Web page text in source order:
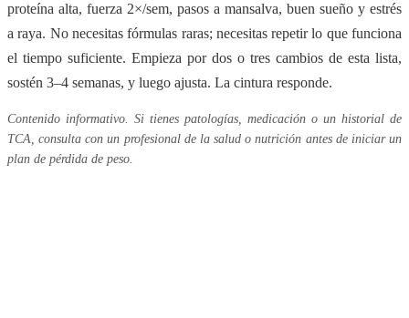
proteína alta, fuerza 2×/sem, pasos a mansalva, buen sueño y estrés
a raya. No necesitas fórmulas raras; necesitas repetir lo que funciona
el tiempo suficiente. Empieza por dos o tres cambios de esta lista,
sostén 3–4 semanas, y luego ajusta. La cintura responde.
Contenido informativo. Si tienes patologías, medicación o un historial de
TCA, consulta con un profesional de la salud o nutrición antes de iniciar un
plan de pérdida de peso.